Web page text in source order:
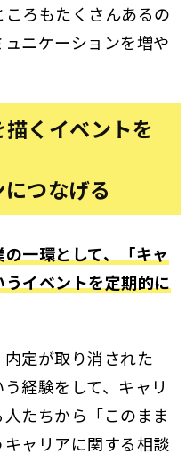
ろもたくさんあるの
ニケーションを増や
くイベントを
つなげる
一環として、「キャ
イベントを定期的に
定が取り消された
経験をして、キャリ
たちから「このまま
ャリアに関する相談